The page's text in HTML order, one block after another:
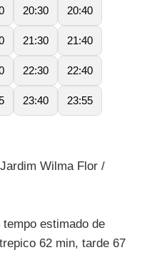
20:30 20:40
21:30 21:40
22:30 22:40
23:40 23:55
Wilma Flor /
estimado de
62 min, tarde 67